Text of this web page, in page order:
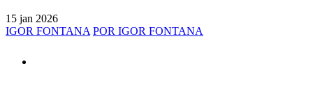
15 jan 2026
IGOR FONTANA POR IGOR FONTANA